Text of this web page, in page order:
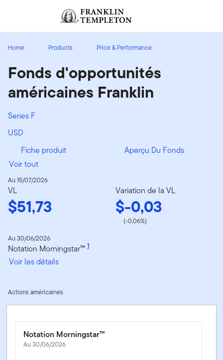
Header menu toggle
Ouverture de session
Home Products Price & Performance
Fonds d'opportunités
américaines Franklin
Series F
USD
Fiche produit
Aperçu Du Fonds
Voir tout
Au 15/07/2026
VL
$51,73
Variation de la VL
$-0,03
(-0,06%)
Au 30/06/2026
Notation Morningstar™ 1
Voir les détails
Actions américaines
Notation Morningstar™
Au 30/06/2026